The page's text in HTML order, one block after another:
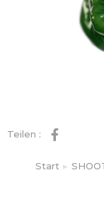
Teilen :
Sie
Start